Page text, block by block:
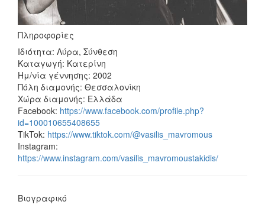
Πληροφορίες
Ιδιότητα: Λύρα, Σύνθεση
Καταγωγή: Κατερίνη
Ημ/νία γέννησης: 2002
Πόλη διαμονής: Θεσσαλονίκη
Χώρα διαμονής: Ελλάδα
Facebook: https://www.facebook.com/profile.php?
id=100010655408655
TikTok: https://www.tiktok.com/@vasilis_mavromous
Instagram:
https://www.instagram.com/vasilis_mavromoustakidis/
Βιογραφικό